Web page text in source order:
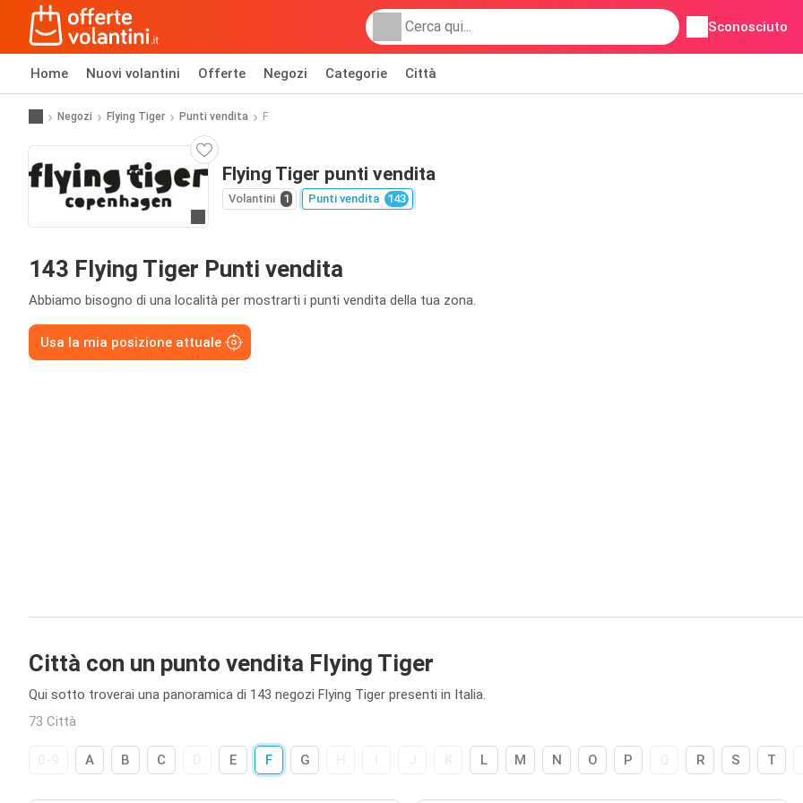
Sconosciuto
Home Nuovi volantini Offerte Negozi Categorie Città
Negozi Flying Tiger Punti vendita F
Flying Tiger punti vendita
Volantini 1 Punti vendita 143
143 Flying Tiger Punti vendita
Abbiamo bisogno di una località per mostrarti i punti vendita della tua zona.
Usa la mia posizione attuale
Città con un punto vendita Flying Tiger
Qui sotto troverai una panoramica di 143 negozi Flying Tiger presenti in Italia.
73 Città
A B C E F G L M N O P R S T